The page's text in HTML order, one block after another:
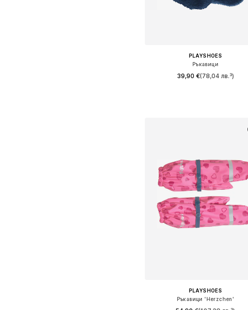
PLAYSHOES
Ръкавици
39,90 €(78,04 лв.³)
PLAYSHOES
Ръкавици 'Herzchen'